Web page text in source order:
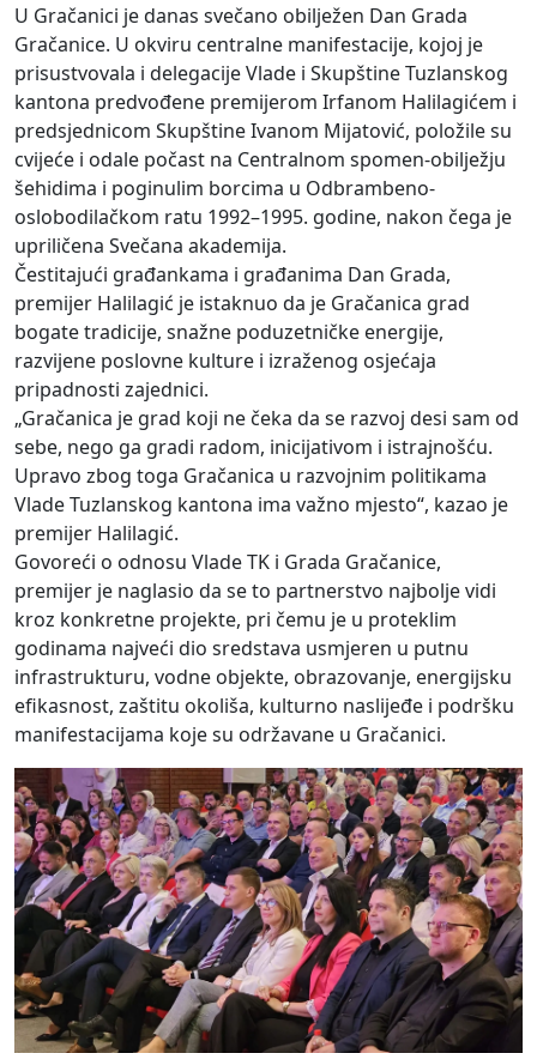
U Gračanici je danas svečano obilježen Dan Grada
Gračanice. U okviru centralne manifestacije, kojoj je
prisustvovala i delegacije Vlade i Skupštine Tuzlanskog
kantona predvođene premijerom Irfanom Halilagićem i
predsjednicom Skupštine Ivanom Mijatović, položile su
cvijeće i odale počast na Centralnom spomen-obilježju
šehidima i poginulim borcima u Odbrambeno-
oslobodilačkom ratu 1992–1995. godine, nakon čega je
upriličena Svečana akademija.
Čestitajući građankama i građanima Dan Grada,
premijer Halilagić je istaknuo da je Gračanica grad
bogate tradicije, snažne poduzetničke energije,
razvijene poslovne kulture i izraženog osjećaja
pripadnosti zajednici.
„Gračanica je grad koji ne čeka da se razvoj desi sam od
sebe, nego ga gradi radom, inicijativom i istrajnošću.
Upravo zbog toga Gračanica u razvojnim politikama
Vlade Tuzlanskog kantona ima važno mjesto“, kazao je
premijer Halilagić.
Govoreći o odnosu Vlade TK i Grada Gračanice,
premijer je naglasio da se to partnerstvo najbolje vidi
kroz konkretne projekte, pri čemu je u proteklim
godinama najveći dio sredstava usmjeren u putnu
infrastrukturu, vodne objekte, obrazovanje, energijsku
efikasnost, zaštitu okoliša, kulturno naslijeđe i podršku
manifestacijama koje su održavane u Gračanici.